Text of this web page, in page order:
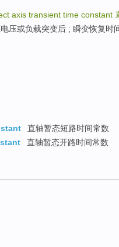
axis transient time constant
压或负载突变后 ; 瞬变恢复时
直轴暂态短路时间常数
直轴暂态开路时间常数